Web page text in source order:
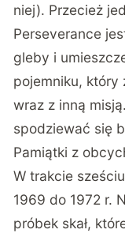
niej). Przecież
Perseverance
gleby i
pojemniku, który
wraz z inną
spodziewać się
Pamiątki z
W trakcie
1969 do 1972 r.
próbek skał,